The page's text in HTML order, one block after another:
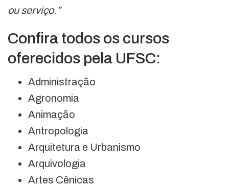
ou serviço.”
Confira todos os cursos
oferecidos pela UFSC:
Administração
Agronomia
Animação
Antropologia
Arquitetura e Urbanismo
Arquivologia
Artes Cênicas